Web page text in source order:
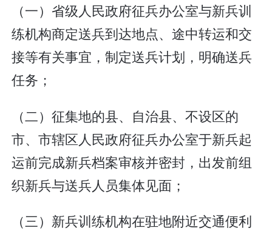
（一）省级人民政府征兵办公室与新兵训
练机构商定送兵到达地点、途中转运和交
接等有关事宜，制定送兵计划，明确送兵
任务；
（二）征集地的县、自治县、不设区的
市、市辖区人民政府征兵办公室于新兵起
运前完成新兵档案审核并密封，出发前组
织新兵与送兵人员集体见面；
（三）新兵训练机构在驻地附近交通便利